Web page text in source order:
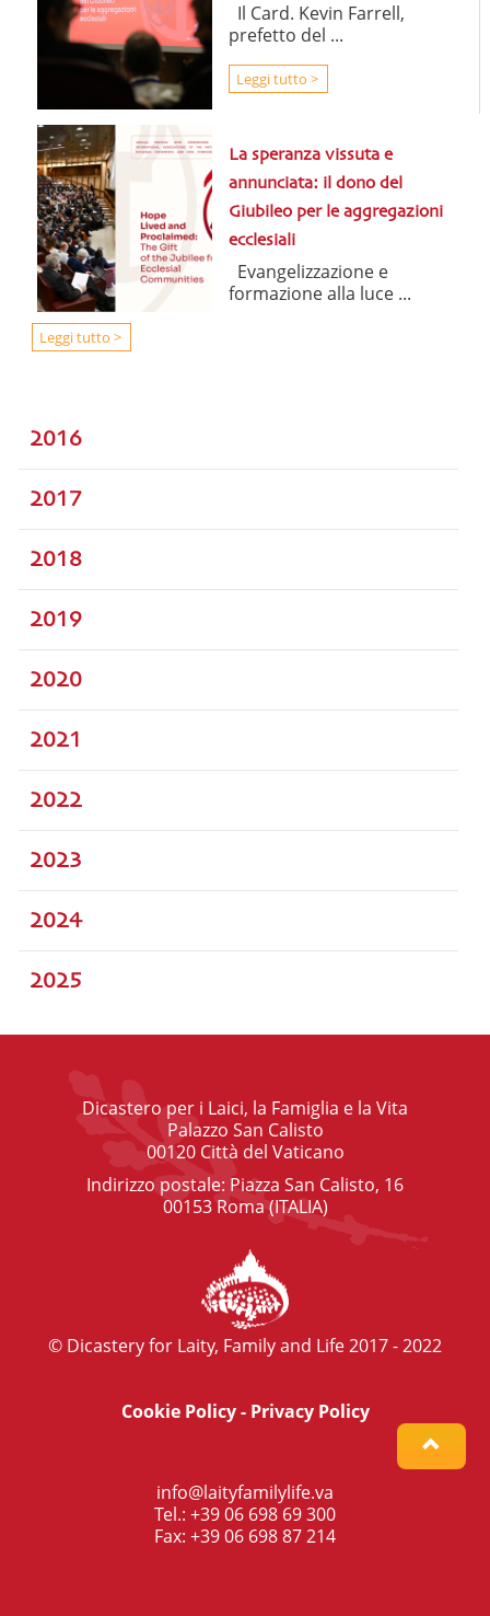
Il Card. Kevin Farrell,
prefetto del ...
Leggi tutto >
La speranza vissuta e
annunciata: il dono del
Giubileo per le aggregazioni
ecclesiali
Evangelizzazione e
formazione alla luce ...
Leggi tutto >
2016
2017
2018
2019
2020
2021
2022
2023
2024
2025
Dicastero per i Laici, la Famiglia e la Vita
Palazzo San Calisto
00120 Città del Vaticano
Indirizzo postale: Piazza San Calisto, 16
00153 Roma (ITALIA)
© Dicastery for Laity, Family and Life 2017 - 2022
Cookie Policy- Privacy Policy
info@laityfamilylife.va
Tel.: +39 06 698 69 300
Fax: +39 06 698 87 214